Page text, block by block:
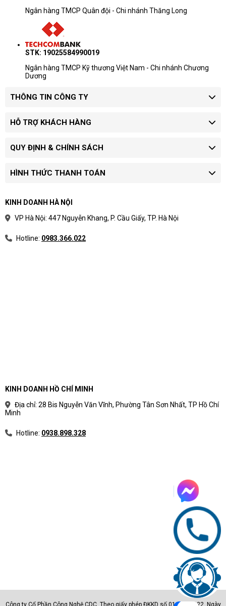
Ngân hàng TMCP Quân đội - Chi nhánh Thăng Long
STK: 19025584990019
Ngân hàng TMCP Kỹ thương Việt Nam - Chi nhánh Chương
Dương
THÔNG TIN CÔNG TY
HỖ TRỢ KHÁCH HÀNG
QUY ĐỊNH & CHÍNH SÁCH
HÌNH THỨC THANH TOÁN
KINH DOANH HÀ NỘI
VP Hà Nội: 447 Nguyễn Khang, P. Cầu Giấy, TP. Hà Nội
Hotline: 0983.366.022
KINH DOANH HỒ CHÍ MINH
Địa chỉ: 28 Bis Nguyễn Văn Vĩnh, Phường Tân Sơn Nhất, TP Hồ Chí
Minh
Hotline: 0938.898.328
Công ty Cổ Phần Công Nghệ CDC. Theo giấy phép ĐKKD số 0105801222. Ngày